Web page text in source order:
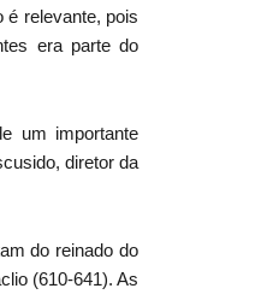
é relevante, pois
era parte do
um importante
diretor da
do reinado do
(610-641). As